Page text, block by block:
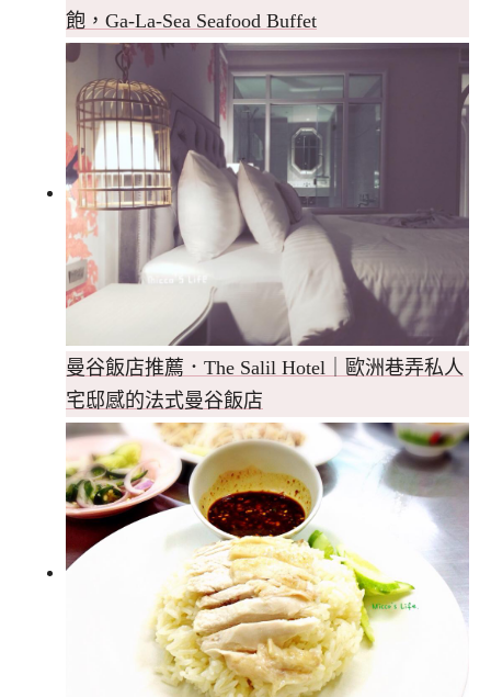
飽，Ga-La-Sea Seafood Buffet
曼谷飯店推薦．The Salil Hotel｜歐洲巷弄私人
宅邸感的法式曼谷飯店